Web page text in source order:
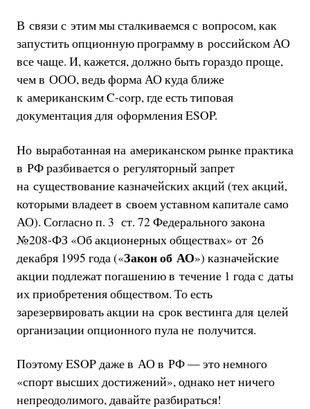
В связи с этим мы сталкиваемся с вопросом, как
запустить опционную программу в российском АО
все чаще. И, кажется, должно быть гораздо проще,
чем в ООО, ведь форма АО куда ближе
к американским C-corp, где есть типовая
документация для оформления ESOP.
Но выработанная на американском рынке практика
в РФ разбивается о регуляторный запрет
на существование казначейских акций (тех акций,
которыми владеет в своем уставном капитале само
АО). Согласно п. 3 ст. 72 Федерального закона
№208-ФЗ «Об акционерных обществах» от 26
декабря 1995 года («Закон об АО») казначейские
акции подлежат погашению в течение 1 года с даты
их приобретения обществом. То есть
зарезервировать акции на срок вестинга для целей
организации опционного пула не получится.
Поэтому ESOP даже в АО в РФ — это немного
«спорт высших достижений», однако нет ничего
непреодолимого, давайте разбираться!